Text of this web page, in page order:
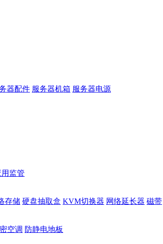
器配件 服务器机箱 服务器电源
用监管
存储 硬盘抽取盒 KVM切换器 网络延长器 磁带
空调 防静电地板